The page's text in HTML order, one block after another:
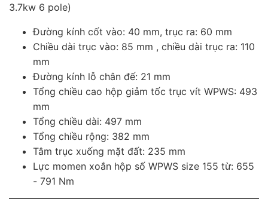
3.7kw 6 pole)
Đường kính cốt vào: 40 mm, trục ra: 60 mm
Chiều dài trục vào: 85 mm , chiều dài trục ra: 110
mm
Đường kính lỗ chân đế: 21 mm
Tổng chiều cao hộp giảm tốc trục vít WPWS: 493
mm
Tổng chiều dài: 497 mm
Tổng chiều rộng: 382 mm
Tâm trục xuống mặt đất: 235 mm
Lực momen xoắn hộp số WPWS size 155 từ: 655
- 791 Nm